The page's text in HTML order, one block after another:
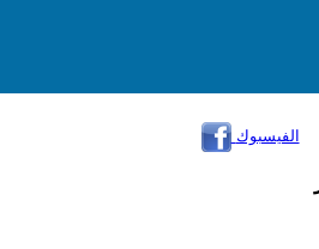
الفيسبوك